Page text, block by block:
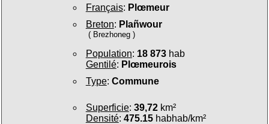
Français: Plœmeur
Breton: Plañwour
( Brezhoneg )
Population: 18 873hab
Gentilé: Plœmeurois
Type: Commune
Superficie: 39,72km²
Densité: 475.15habhab/km²